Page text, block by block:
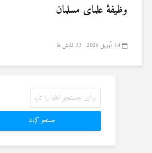
وظیفهٔ علمای مسلمان
14 آوریل 2026 33 نمایش ها
جستجو کردن